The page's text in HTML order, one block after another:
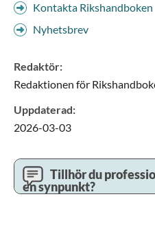
Kontakta Rikshandboken
Nyhetsbrev
Redaktör:
Redaktionen för
Uppdaterad:
2026-03-03
Tillhör du
en synpunkt?